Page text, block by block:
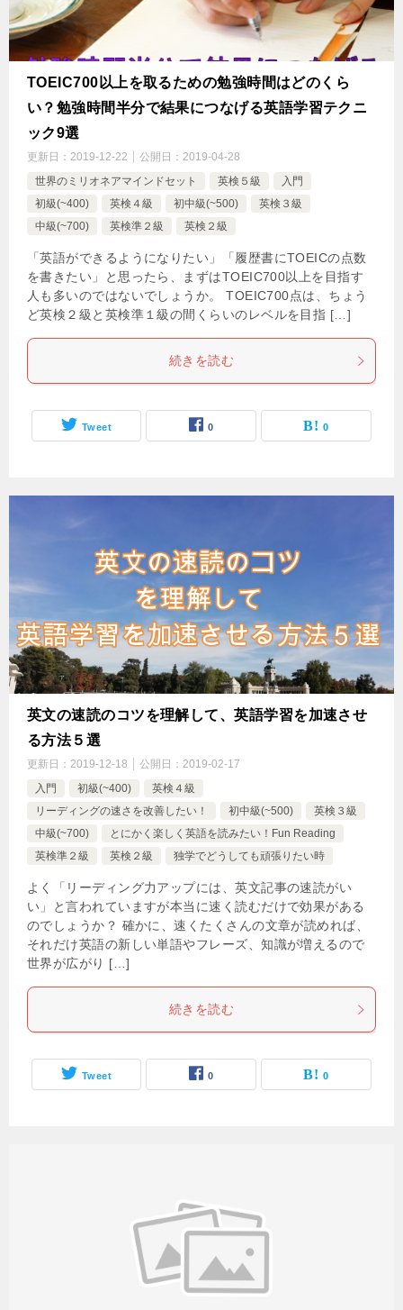
TOEIC700以上を取るための勉強時間はどのくら
い？勉強時間半分で結果につなげる英語学習テクニ
ック9選
更新日： 2019-12-22 公開日： 2019-04-28
世界のミリオネアマインドセット
英検５級
入門
初級(~400)
英検４級 初中級(~500)
英検３級
中級(~700)
英検準２級 英検２級
「英語ができるようになりたい」「履歴書にTOEICの点数
を書きたい」と思ったら、まずはTOEIC700以上を目指す
人も多いのではないでしょうか。 TOEIC700点は、ちょう
ど英検２級と英検準１級の間くらいのレベルを目指 […]
続きを読む
Tweet 0 0
英文の速読のコツを理解して、英語学習を加速させ
る方法５選
更新日： 2019-12-18 公開日： 2019-02-17
入門
初級(~400)
英検４級
リーディングの速さを改善したい！
初中級(~500)
英検３級
中級(~700)
とにかく楽しく英語を読みたい！Fun Reading
英検準２級
英検２級 独学でどうしても頑張りたい時
よく「リーディング力アップには、英文記事の速読がい
い」と言われていますが本当に速く読むだけで効果がある
のでしょうか？ 確かに、速くたくさんの文章が読めれば、
それだけ英語の新しい単語やフレーズ、知識が増えるので
世界が広がり […]
続きを読む
Tweet 0 0